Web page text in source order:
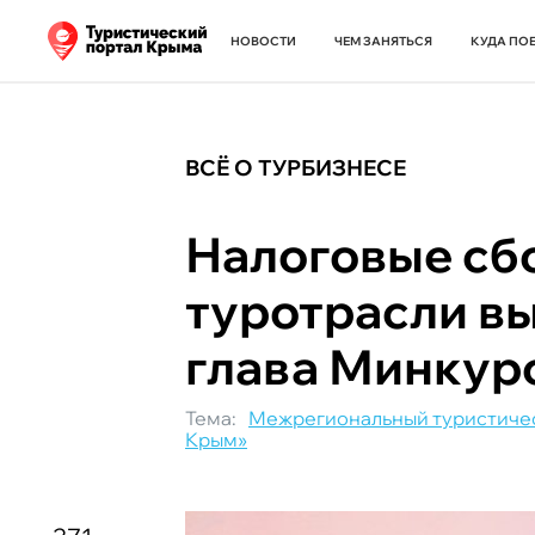
НОВОСТИ ЧЕМ ЗАНЯТЬСЯ КУДА
ВСЁ О ТУРБИЗНЕСЕ
Налоговые
туротрасли
глава
Тема: Межрегиональный
Крым»